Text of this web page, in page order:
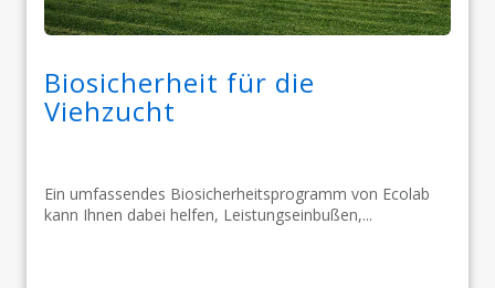
Biosicherheit für die
Viehzucht
Ein umfassendes Biosicherheitsprogramm von Ecolab
kann Ihnen dabei helfen, Leistungseinbußen,...